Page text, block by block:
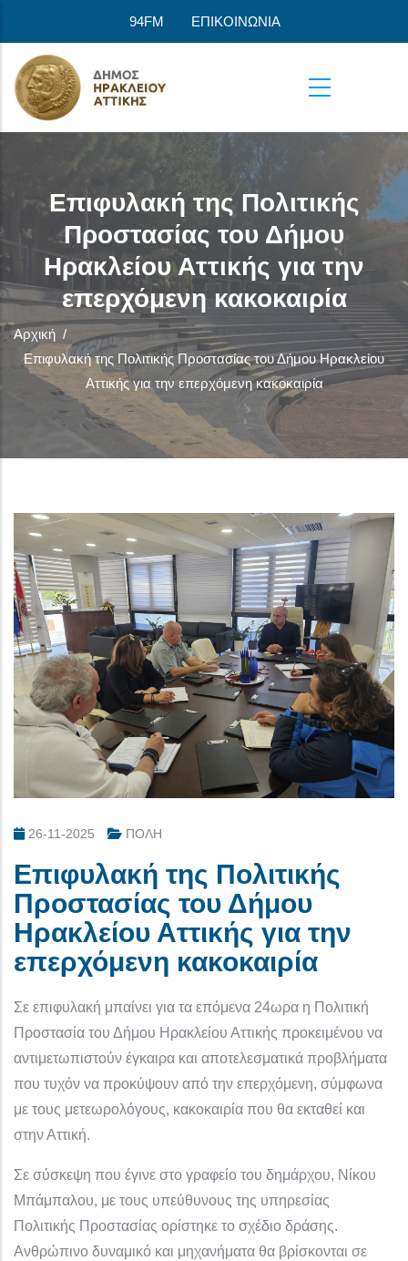
94FM ΕΠΙΚΟΙΝΩΝΙΑ
Επιφυλακή της Πολιτικής
Προστασίας του Δήμου
Ηρακλείου Αττικής για την
επερχόμενη κακοκαιρία
Αρχική /
Επιφυλακή της Πολιτικής Προστασίας του Δήμου Ηρακλείου
Αττικής για την επερχόμενη κακοκαιρία
26-11-2025 ΠΟΛΗ
Επιφυλακή της Πολιτικής
Προστασίας του Δήμου
Ηρακλείου Αττικής για την
επερχόμενη κακοκαιρία
Σε επιφυλακή μπαίνει για τα επόμενα 24ωρα η Πολιτική
Προστασία του Δήμου Ηρακλείου Αττικής προκειμένου να
αντιμετωπιστούν έγκαιρα και αποτελεσματικά προβλήματα
που τυχόν να προκύψουν από την επερχόμενη, σύμφωνα
με τους μετεωρολόγους, κακοκαιρία που θα εκταθεί και
στην Αττική.
Σε σύσκεψη που έγινε στο γραφείο του δημάρχου, Νίκου
Μπάμπαλου, με τους υπεύθυνους της υπηρεσίας
Πολιτικής Προστασίας ορίστηκε το σχέδιο δράσης.
Ανθρώπινο δυναμικό και μηχανήματα θα βρίσκονται σε